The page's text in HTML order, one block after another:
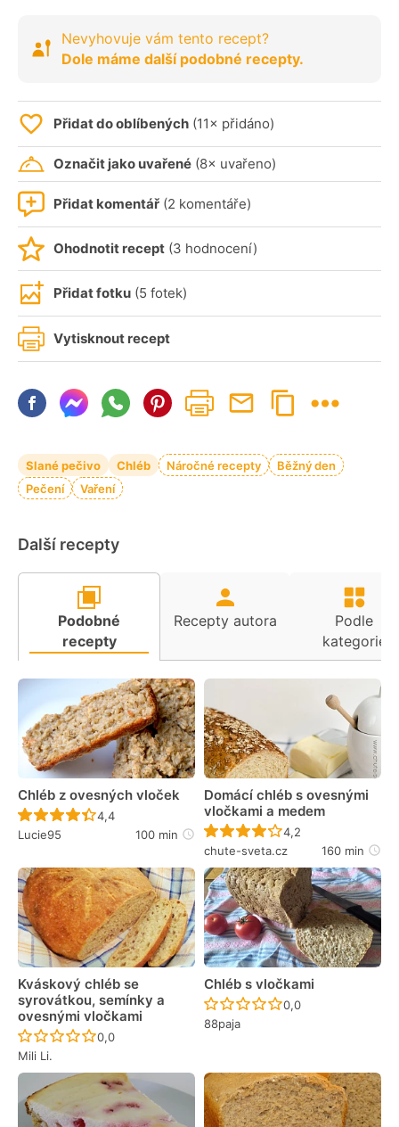
Nevyhovuje vám tento recept?
Dole máme další podobné recepty.
Přidat do oblíbených (11× přidáno)
Označit jako uvařené (8× uvařeno)
Přidat komentář (2 komentáře)
Ohodnotit recept (3 hodnocení)
Přidat fotku (5 fotek)
Vytisknout recept
Slané pečivo Chléb Náročné recepty
Běžný den
Pečení
Vaření
Další recepty
Podobné
recepty
Recepty autora
Podle
kategorie
Chléb z ovesných vloček
Recept ještě nebyl hodnocen
4,4
Lucie95
100 min
Domácí chléb s ovesnými
vločkami a medem
Recept ještě nebyl
4,2
chute-sveta.cz
160 min
Kváskový chléb se
syrovátkou, semínky a
ovesnými vločkami
Recept ještě nebyl hodnocen
0,0
Mili Li.
Chléb s vločkami
Recept ještě nebyl
0,0
88paja